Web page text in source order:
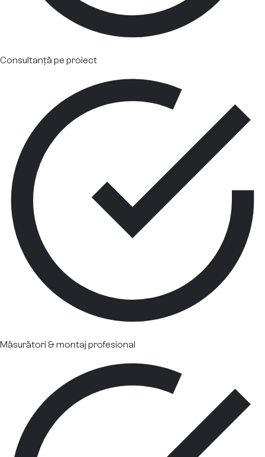
Consultanță pe proiect
Măsurători & montaj profesional